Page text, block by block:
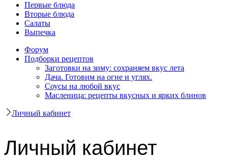
Первые блюда
Вторые блюда
Салаты
Выпечка
Форум
Подборки рецептов
Заготовки на зиму: сохраняем вкус лета
Дача. Готовим на огне и углях.
Соусы на любой вкус
Масленица: рецепты вкусных и ярких блинов
Личный кабинет
Личный кабинет